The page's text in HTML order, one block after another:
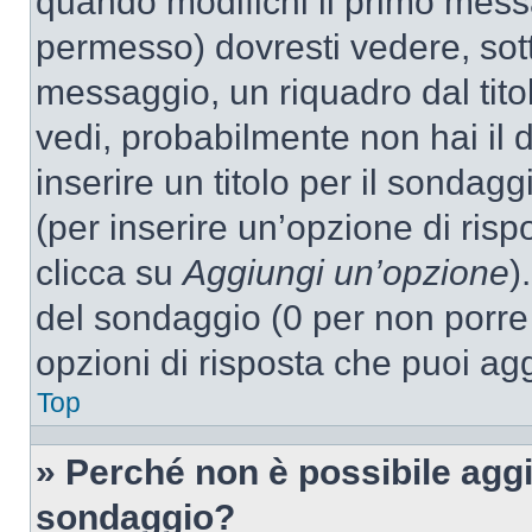
permesso) dovresti vedere,
messaggio, un riquadro dal
vedi, probabilmente non hai il
inserire un titolo per il
(per inserire un’opzione di
clicca suAggiungi un’opzione
del sondaggio (0 per non
opzioni di risposta che puoi
Top
» Perché non è possibile
sondaggio?